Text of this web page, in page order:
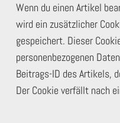
Wenn du einen Artikel
wird ein zusätzlicher
gespeichert. Dieser
personenbezogenen
Beitrags-ID des Artikels,
Der Cookie verfällt nach